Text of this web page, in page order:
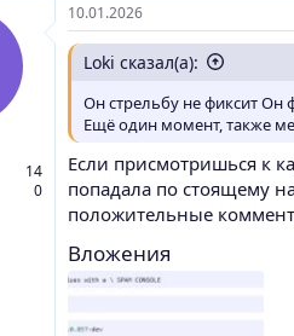
14
0
10.01.2026
Loki сказал(а):
Он стрельбу не фиксит Он
Ещё один момент, также
Если присмотришься к
попадала по стоящему
положительные
Вложения